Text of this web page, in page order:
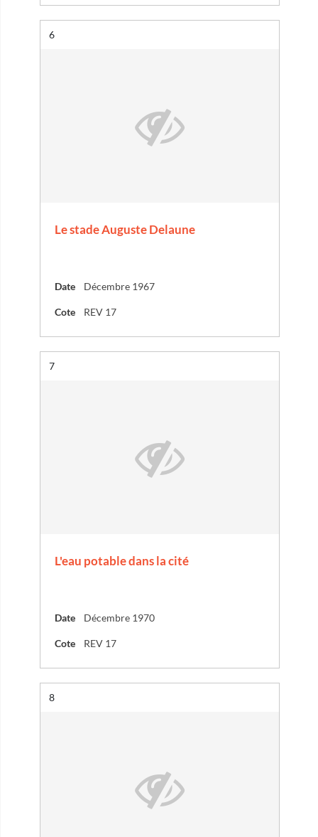
Résultat n°
6
Le stade Auguste Delaune
Date Décembre 1967
Cote REV 17
Résultat n°
7
L'eau potable dans la cité
Date Décembre 1970
Cote REV 17
Résultat n°
8